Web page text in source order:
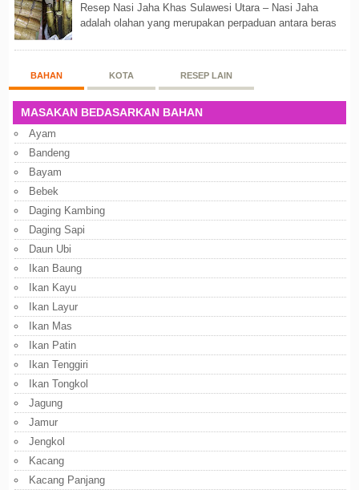
Resep Nasi Jaha Khas Sulawesi Utara – Nasi Jaha
adalah olahan yang merupakan perpaduan antara beras
BAHAN KOTA RESEP LAIN
MASAKAN BEDASARKAN BAHAN
Ayam
Bandeng
Bayam
Bebek
Daging Kambing
Daging Sapi
Daun Ubi
Ikan Baung
Ikan Kayu
Ikan Layur
Ikan Mas
Ikan Patin
Ikan Tenggiri
Ikan Tongkol
Jagung
Jamur
Jengkol
Kacang
Kacang Panjang